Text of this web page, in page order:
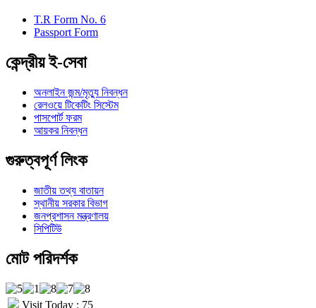
T.R Form No. 6
Passport Form
কেন্দ্রীয় ই-সেবা
অনলাইন জন্ম/মৃত্যু নিবন্ধন
রেলওয়ে টিকেটিং সিস্টেম
পাসপোর্ট ফরম
আয়কর নিবন্ধন
গুরুত্বপূর্ণ লিংক
জাতীয় তথ্য বাতায়ন
স্থানীয় সরকার বিভাগ
জনপ্রশাসন মন্ত্রণালয়
সিপিটিউ
মোট পরিদর্শক
Visit Today : 75